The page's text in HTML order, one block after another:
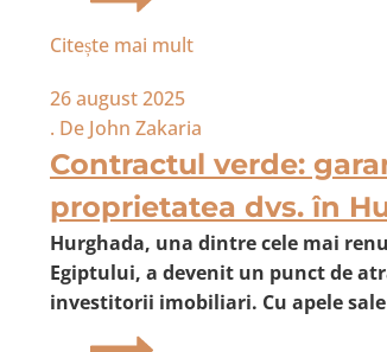
Citește mai mult
26 august 2025
. De John Zakaria
Contractul verde:
proprietatea dvs. în
Hurghada, una dintre cele mai
Egiptului, a devenit un punct de
investitorii imobiliari. Cu apele